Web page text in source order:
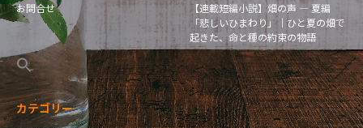
お問合せ
【連載短編小説】畑の声 — 夏編
「悲しいひまわり」｜ひと夏の畑で
起きた、命と種の約束の物語
カテゴリー